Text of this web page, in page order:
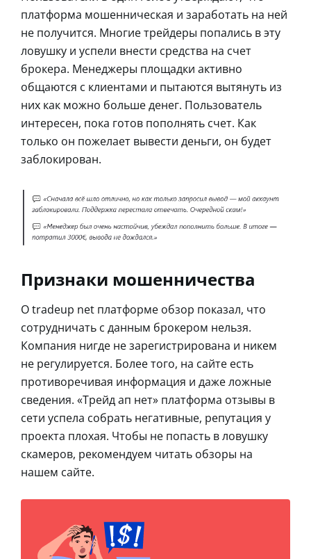
платформа мошенническая и заработать на ней
не получится. Многие трейдеры попались в эту
ловушку и успели внести средства на счет
брокера. Менеджеры площадки активно
общаются с клиентами и пытаются вытянуть из
них как можно больше денег. Пользователь
интересен, пока готов пополнять счет. Как
только он пожелает вывести деньги, он будет
заблокирован.
Признаки мошенничества
О tradeup net платформе обзор показал, что
сотрудничать с данным брокером нельзя.
Компания нигде не зарегистрирована и никем
не регулируется. Более того, на сайте есть
противоречивая информация и даже ложные
сведения. «Трейд ап нет» платформа отзывы в
сети успела собрать негативные, репутация у
проекта плохая. Чтобы не попасть в ловушку
скамеров, рекомендуем читать обзоры на
нашем сайте.